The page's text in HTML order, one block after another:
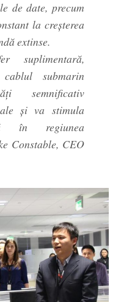
de date, precum
la creșterea
extinse.
suplimentară,
submarin
semnificativ
și va stimula
în regiunea
Constable, CEO